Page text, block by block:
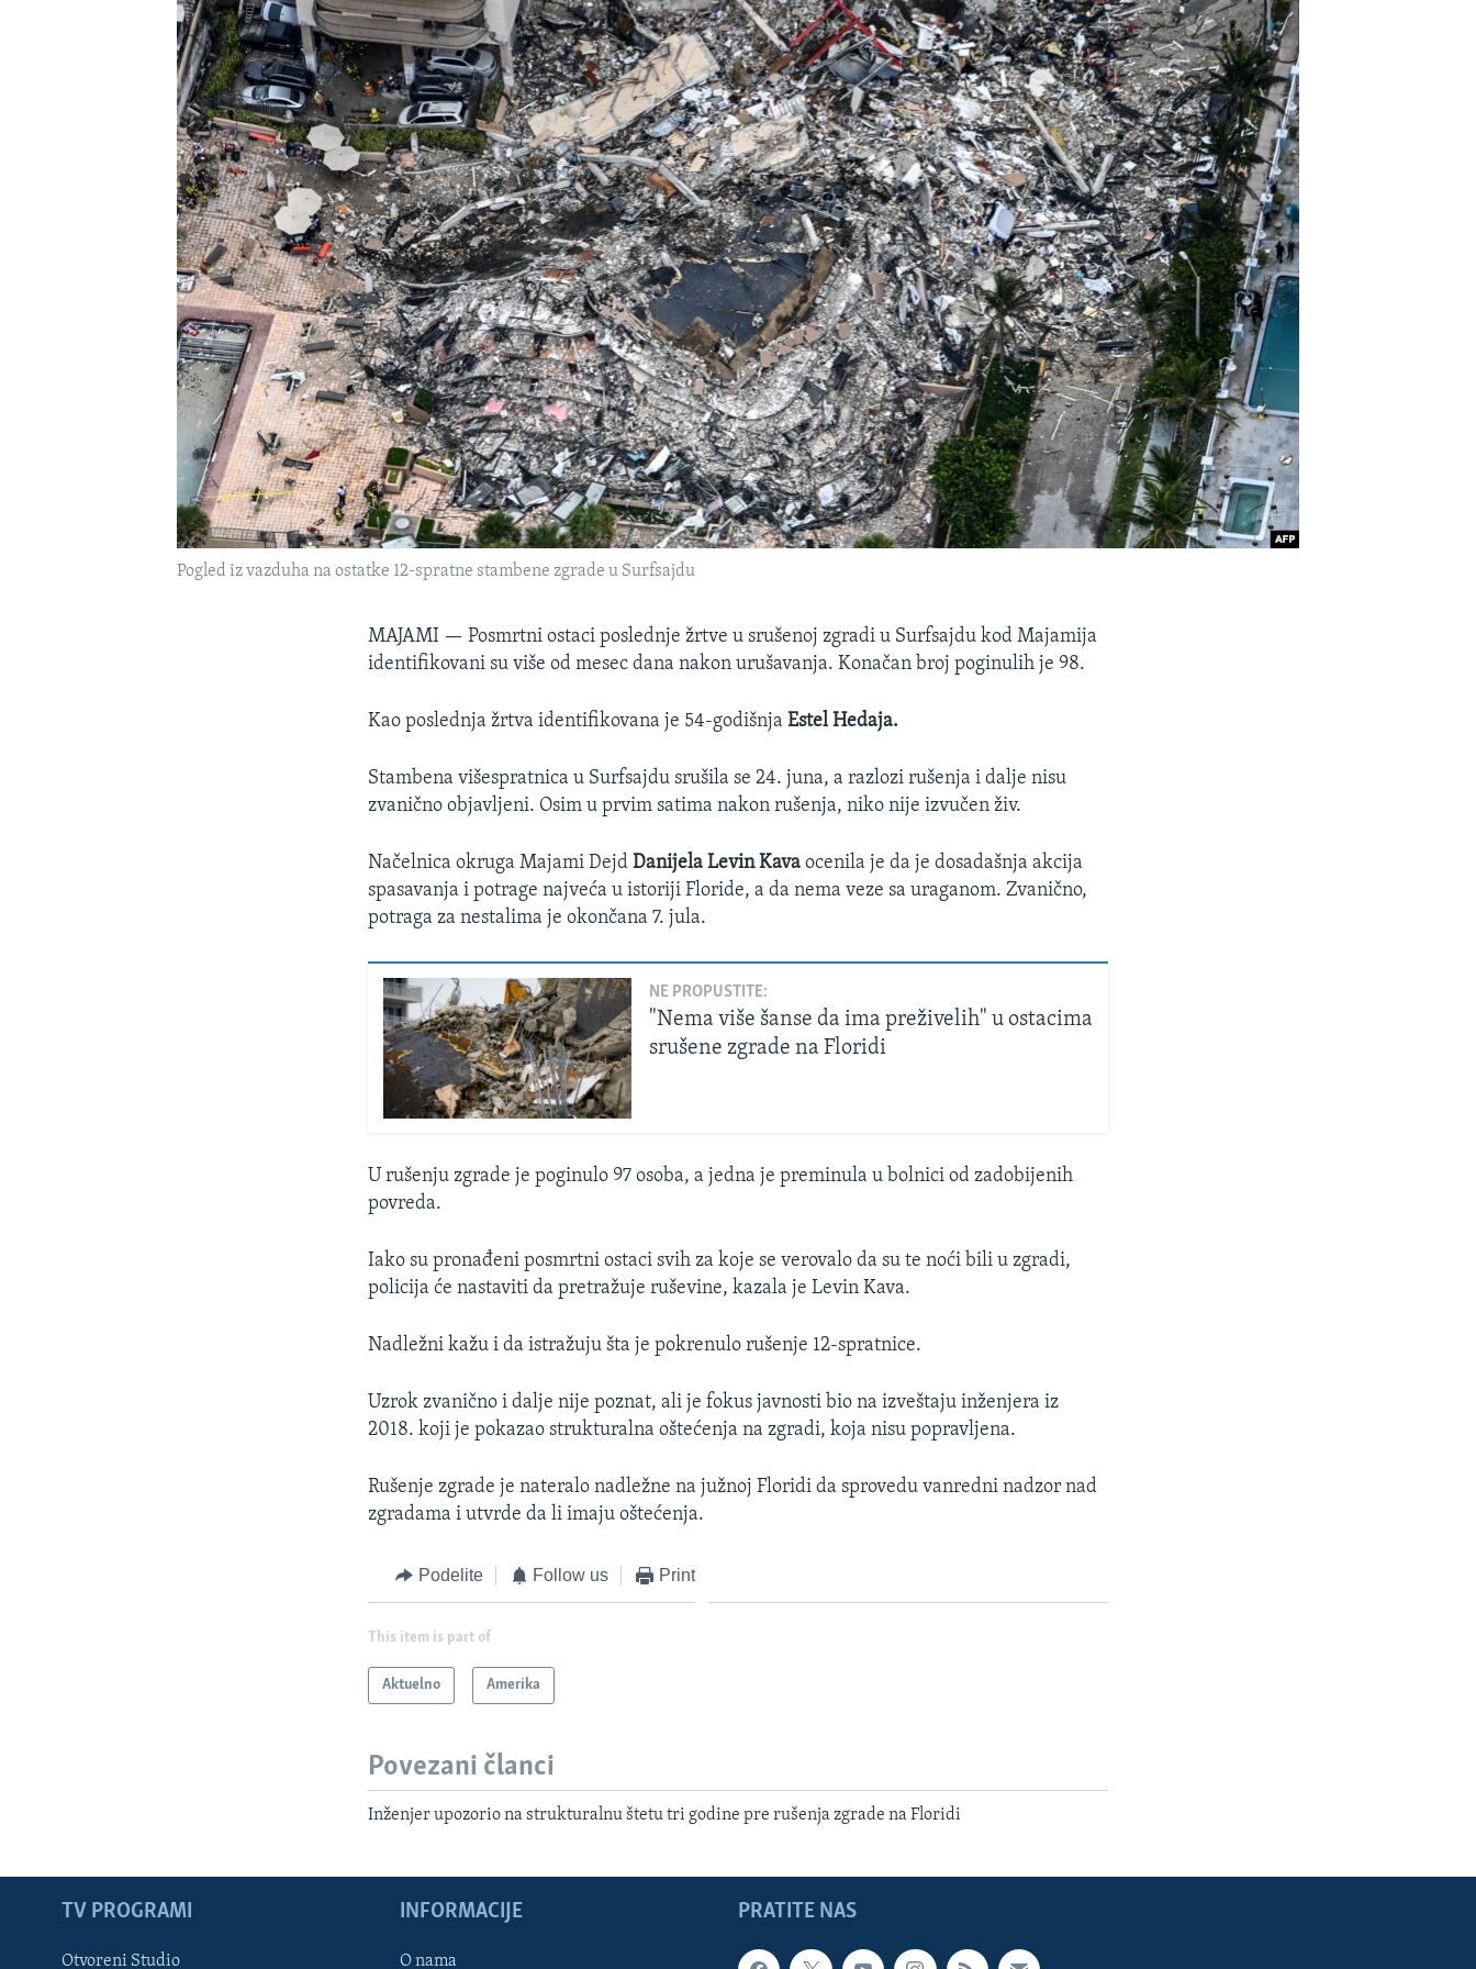
Pogled iz vazduha na ostatke 12-spratne stambene zgrade u Surfsajdu
MAJAMI —Posmrtni ostaci poslednje žrtve u srušenoj zgradi u Surfsajdu kod Majamija
identifikovani su više od mesec dana nakon urušavanja. Konačan broj poginulih je 98.
Kao poslednja žrtva identifikovana je 54-godišnjaEstel Hedaja.
Stambena višespratnica u Surfsajdu srušila se 24. juna, a razlozi rušenja i dalje nisu
zvanično objavljeni. Osim u prvim satima nakon rušenja, niko nije izvučen živ.
Načelnica okruga Majami Dejd Danijela Levin Kava ocenila je da je dosadašnja akcija
spasavanja i potrage najveća u istoriji Floride, a da nema veze sa uraganom. Zvanično,
potraga za nestalima je okončana 7. jula.
NE PROPUSTITE:
"Nema više šanse da ima preživelih" u ostacima
srušene zgrade na Floridi
U rušenju zgrade je poginulo 97 osoba, a jedna je preminula u bolnici od zadobijenih
povreda.
Iako su pronađeni posmrtni ostaci svih za koje se verovalo da su te noći bili u zgradi,
policija će nastaviti da pretražuje ruševine, kazala je Levin Kava.
Nadležni kažu i da istražuju šta je pokrenulo rušenje 12-spratnice.
Uzrok zvanično i dalje nije poznat, ali je fokus javnosti bio na izveštaju inženjera iz
2018. koji je pokazao strukturalna oštećenja na zgradi, koja nisu popravljena.
Rušenje zgrade je nateralo nadležne na južnoj Floridi da sprovedu vanredni nadzor nad
zgradama i utvrde da li imaju oštećenja.
Podelite Follow us Print
This item is part of
Aktuelno Amerika
Povezani članci
Inženjer upozorio na strukturalnu štetu tri godine pre rušenja zgrade na Floridi
PRATITE NAS
TV PROGRAMI
Otvoreni Studio
INFORMACIJE
O nama